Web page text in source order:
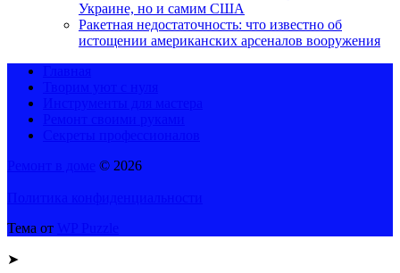
Украине, но и самим США
Ракетная недостаточность: что известно об
истощении американских арсеналов вооружения
© 2026
Тема от
➤